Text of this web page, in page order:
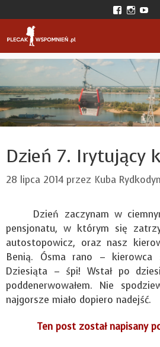
do
treści
ViewView
Dzień 7. Irytujący
28 lipca 2014 przez Kuba
Dzień zaczynam w
pensjonatu, w którym się
autostopowicz, oraz nasz
Benią. Ósma rano –
Dziesiąta – śpi! Wstał po
poddenerwowałem. Nie
najgorsze miało dopiero nadejść.
Ten post został napisany